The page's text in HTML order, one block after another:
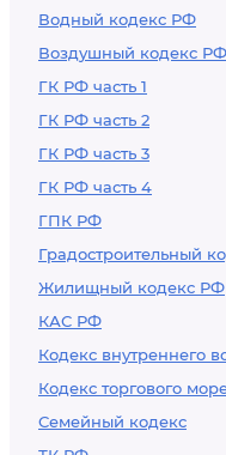
Водный кодекс РФ
Воздушный кодекс РФ
ГК РФ часть 1
ГК РФ часть 2
ГК РФ часть 3
ГК РФ часть 4
ГПК РФ
Градостроительный
Жилищный кодекс РФ
КАС РФ
Кодекс внутреннего
Кодекс торгового
Семейный кодекс